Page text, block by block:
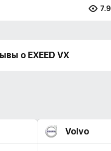
о EXEED VX
Volvo